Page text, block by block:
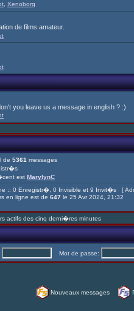
Xenoborg
de films amateur.
you leave us a message in english ? :)
de 5361 messages
est MarylynC
:: 0 Enregistr�, 0 Invisible et 9 Invit�s [
en ligne est de 647 le 25 Avr 2024, 21:32
actifs des cinq derni�res minutes
Mot de passe:
Nouveaux messages